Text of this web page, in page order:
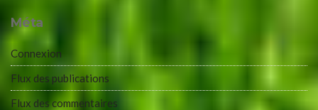
Méta
Connexion
Flux des publications
Flux des commentaires